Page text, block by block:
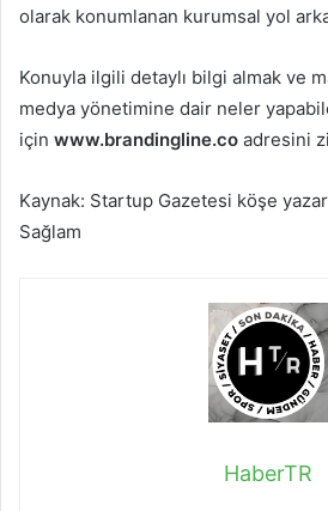
olarak konumlanan kurumsal yol
Konuyla ilgili detaylı bilgi almak ve
medya yönetimine dair neler
için www.brandingline.co adresini
Kaynak: Startup Gazetesi köşe
Sağlam
HaberTR